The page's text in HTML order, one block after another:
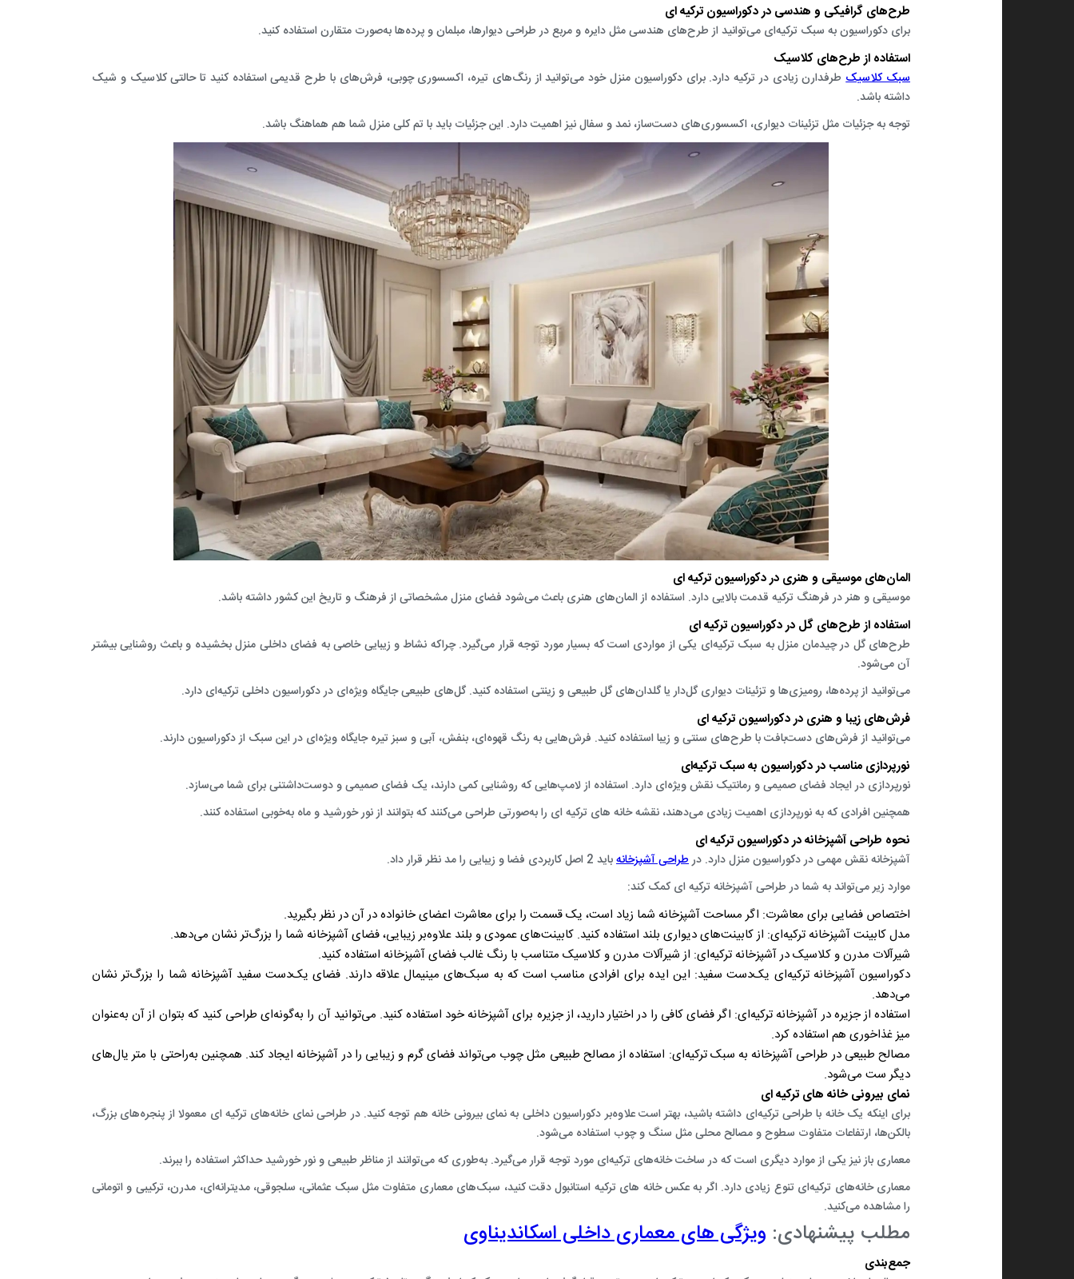
طرح‌های گرافیکی و هندسی در دکوراسیون ترکیه ‌ای
برای دکوراسیون به سبک ترکیه‌ای می‌توانید از طرح‌‌های هندسی مثل دایره و مربع در طراحی دیوار‌ها، مبلمان و پرده‌ها به‌صورت متقارن استفاده کنید.
استفاده از طرح‌های کلاسیک
سبک کلاسیکطرفدارن زیادی در ترکیه دارد. برای دکوراسیون منزل خود می‌توانید از رنگ‌های تیره، اکسسوری چوبی، فرش‌های با طرح قدیمی استفاده کنید تا حالتی کلاسیک و شیک
داشته باشد.
توجه به جزئیات مثل تزئینات دیواری، اکسسوری‌های دست‌ساز، نمد و سفال نیز اهمیت دارد. این جزئیات باید با تم کلی منزل شما هم هماهنگ باشد.
المان‌های موسیقی و هنری در دکوراسیون ترکیه‌ ای
موسیقی و هنر در فرهنگ ترکیه‌ قدمت بالایی دارد. استفاده از المان‌های هنری باعث می‌شود فضای منزل مشخصاتی از فرهنگ و تاریخ این کشور داشته باشد.
استفاده از طرح‌های گل در دکوراسیون ترکیه ‌ای
طرح‌های گل در چیدمان منزل به سبک ترکیه‌ای یکی از مواردی است که بسیار مورد توجه قرار می‌گیرد. چراکه نشاط و زیبایی خاصی به فضای داخلی منزل بخشیده و باعث روشنایی بیشتر
آن می‌شود.
می‌توانید از پرده‌ها، رومیزی‌ها و تزئینات دیواری گل‌دار یا گلدان‌های گل طبیعی و زینتی استفاده کنید. گل‌های طبیعی جایگاه ویژه‌ای در دکوراسیون داخلی ترکیه‌ای دارد.
فرش‌های زیبا و هنری در دکوراسیون ترکیه ‌ای
می‌توانید از فرش‌های دست‌بافت با طرح‌های سنتی و زیبا استفاده کنید. فرش‌هایی به رنگ قهوه‌ای، بنفش، آبی و سبز تیره جایگاه ویژه‌ای در این سبک از دکوراسیون دارند.
نورپردازی مناسب در دکوراسیون به سبک ترکیه‌ای
نورپردازی در ایجاد فضای صمیمی و رمانتیک نقش ویژه‌ای دارد. استفاده از لامپ‌هایی که روشنایی کمی دارند، یک فضای صمیمی و دوست‌داشتنی برای شما می‌سازد.
همچنین افرادی که به نورپردازی اهمیت زیادی می‌دهند، نقشه خانه های ترکیه‌ ای را به‌صورتی طراحی می‌کنند که بتوانند از نور خورشید و ماه به‌خوبی استفاده کنند.
نحوه طراحی آشپزخانه در دکوراسیون ترکیه ‌ای
آشپزخانه نقش مهمی در دکوراسیون منزل دارد. درطراحی آشپزخانهباید 2 اصل کاربردی‌ فضا و زیبایی را مد نظر قرار داد.
موارد زیر می‌تواند به شما در طراحی آشپزخانه ترکیه ای کمک کند:
اختصاص فضایی برای معاشرت: اگر مساحت آشپزخانه شما زیاد است، یک قسمت را برای معاشرت اعضای خانواده در آن در نظر بگیرید.
مدل کابینت آشپزخانه ترکیه‌ای: از کابینت‌های دیواری بلند استفاده کنید. کابینت‌های عمودی و بلند علاوه‌بر زیبایی، فضای آشپزخانه شما را بزرگ‌تر نشان می‌دهد.
شیرآلات مدرن و کلاسیک در آشپزخانه ترکیه‌ای: از شیرآلات مدرن و کلاسیک متناسب با رنگ غالب فضای آشپزخانه استفاده کنید.
دکوراسیون آشپزخانه ترکیه‌ای یک‌دست سفید: این ایده برای افرادی مناسب است که به سبک‌های مینیمال علاقه دارند. فضای یک‌دست سفید آشپزخانه شما را بزرگ‌تر نشان
می‌دهد.
استفاده از جزیره در آشپزخانه ترکیه‌ای: اگر فضای کافی را در اختیار دارید، از جزیره برای آشپزخانه خود استفاده کنید. می‌توانید آن را به‌گونه‌ای طراحی کنید که بتوان از آن به‌عنوان
میز غذاخوری هم استفاده کرد.
مصالح طبیعی در طراحی آشپزخانه به سبک ترکیه‌ای: استفاده از مصالح طبیعی مثل چوب می‌تواند فضای گرم و زیبایی را در آشپزخانه ایجاد کند. همچنین به‌راحتی با متر یال‌های
دیگر ست می‌شود.
نمای بیرونی خانه‌ های ترکیه ای
برای اینکه یک خانه با طراحی ترکیه‌ای داشته باشید، بهتر است علاوه‌بر دکوراسیون داخلی به نمای بیرونی خانه هم توجه کنید. در طراحی نمای خانه‌های ترکیه ای معمولا از پنجره‌های بزرگ،
بالکن‌ها، ارتفاعات متفاوت سطوح و مصالح محلی مثل سنگ و چوب استفاده می‌شود.
معماری باز نیز یکی از موارد دیگری است که در ساخت خانه‌های ترکیه‌ای مورد توجه قرار می‌گیرد. به‌طوری که می‌توانند از مناظر طبیعی و نور خورشید حداکثر استفاده را ببرند.
معماری خانه‌های ترکیه‌ای تنوع زیادی دارد. اگر به عکس خانه ‌های ترکیه استانبول دقت کنید، سبک‌های معماری متفاوت مثل سبک عثمانی، سلجوقی، مدیترانه‌ای، مدرن، ترکیبی و اتومانی
را مشاهده می‌کنید.
مطلب پیشنهادی: ویژگی های معماری داخلی اسکاندیناوی
جمع‌بندی